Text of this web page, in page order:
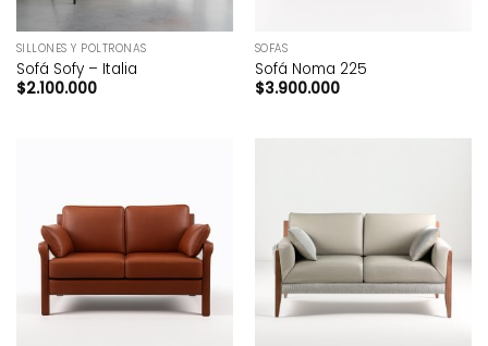
SILLONES Y POLTRONAS
Sofá Sofy – Italia
$2.100.000
SOFÁS
Sofá Noma 225
$3.900.000